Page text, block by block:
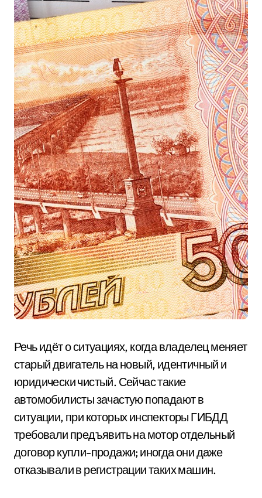
Речь идёт о ситуациях, когда владелец меняет
старый двигатель на новый, идентичный и
юридически чистый. Сейчас такие
автомобилисты зачастую попадают в
ситуации, при которых инспекторы ГИБДД
требовали предъявить на мотор отдельный
договор купли-продажи; иногда они даже
отказывали в регистрации таких машин.